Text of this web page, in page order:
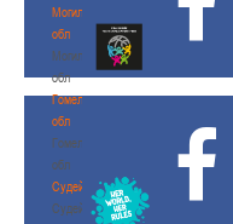
Могилевская
обл
Могилевская
обл
Гомельская
обл
Гомельская
обл
Судейство
Судейство